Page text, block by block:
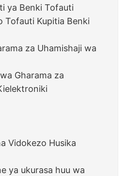
ya Benki Tofauti
Tofauti Kupitia Benki
za Uhamishaji wa
Gharama za
Vidokezo Husika
ya ukurasa huu wa